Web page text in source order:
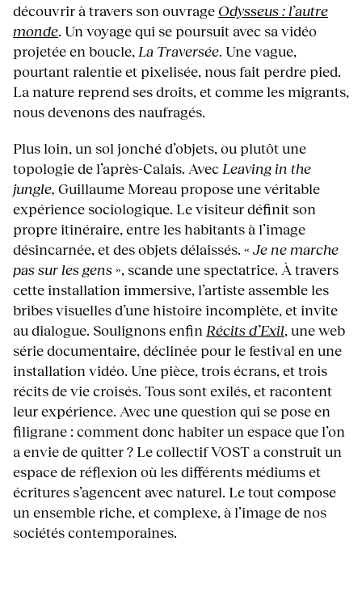
découvrir à travers son ouvrage Odysseus : l’autre
monde. Un voyage qui se poursuit avec sa vidéo
projetée en boucle, La Traversée. Une vague,
pourtant ralentie et pixelisée, nous fait perdre pied.
La nature reprend ses droits, et comme les migrants,
nous devenons des naufragés.
Plus loin, un sol jonché d’objets, ou plutôt une
topologie de l’après-Calais. Avec Leaving in the
jungle, Guillaume Moreau propose une véritable
expérience sociologique. Le visiteur définit son
propre itinéraire, entre les habitants à l’image
désincarnée, et des objets délaissés. «Je ne marche
pas sur les gens», scande une spectatrice. À travers
cette installation immersive, l’artiste assemble les
bribes visuelles d’une histoire incomplète, et invite
au dialogue. Soulignons enfin Récits d’Exil, une web
série documentaire, déclinée pour le festival en une
installation vidéo. Une pièce, trois écrans, et trois
récits de vie croisés. Tous sont exilés, et racontent
leur expérience. Avec une question qui se pose en
filigrane : comment donc habiter un espace que l’on
a envie de quitter ? Le collectif VOST a construit un
espace de réflexion où les différents médiums et
écritures s’agencent avec naturel. Le tout compose
un ensemble riche, et complexe, à l’image de nos
sociétés contemporaines.